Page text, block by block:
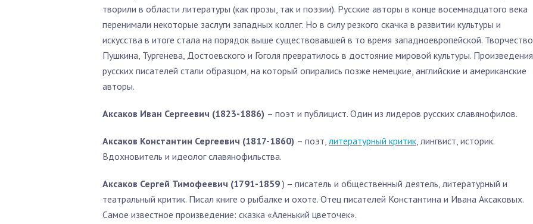
творили в области литературы (как прозы, так и поэзии). Русские авторы в конце восемнадцатого века
перенимали некоторые заслуги западных коллег. Но в силу резкого скачка в развитии культуры и
искусства в итоге стала на порядок выше существовавшей в то время западноевропейской. Творчество
Пушкина, Тургенева, Достоевского и Гоголя превратилось в достояние мировой культуры. Произведения
русских писателей стали образцом, на который опирались позже немецкие, английские и американские
авторы.
Аксаков Иван Сергеевич (1823-1886) – поэт и публицист. Один из лидеров русских славянофилов.
Аксаков Константин Сергеевич (1817-1860) – поэт,литературный критик, лингвист, историк.
Вдохновитель и идеолог славянофильства.
Аксаков Сергей Тимофеевич (1791-1859) – писатель и общественный деятель, литературный и
театральный критик. Писал книге о рыбалке и охоте. Отец писателей Константина и Ивана Аксаковых.
Самое известное произведение: сказка «Аленький цветочек».